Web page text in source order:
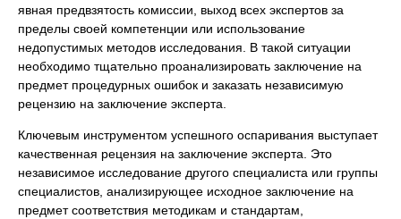
явная предвзятость комиссии, выход всех экспертов за
пределы своей компетенции или использование
недопустимых методов исследования. В такой ситуации
необходимо тщательно проанализировать заключение на
предмет процедурных ошибок и заказать независимую
рецензию на заключение эксперта.
Ключевым инструментом успешного оспаривания выступает
качественная рецензия на заключение эксперта. Это
независимое исследование другого специалиста или группы
специалистов, анализирующее исходное заключение на
предмет соответствия методикам и стандартам,